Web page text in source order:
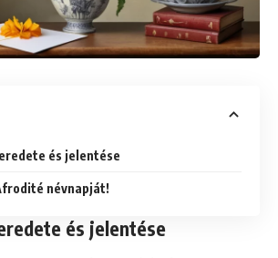
és jelentése
névnapját!
és jelentése